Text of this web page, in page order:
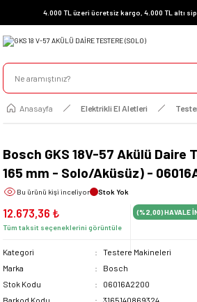
4.000 TL üzeri ücretsiz kargo, 4.000 TL altı
Anasayfa Elektrikli El Aletleri
Bosch GKS 18V-57 Akülü Daire
165 mm - Solo/Aküsüz) -
Bu ürünü kişi inceliyor Stok Yok
12.673,36 ₺
Tüm taksit seçeneklerini görüntüle
(%2,00)HAVALE
Kategori
Testere Makineleri
Marka
Bosch
Stok Kodu
06016A2200
Barkod Kodu
3165140869324